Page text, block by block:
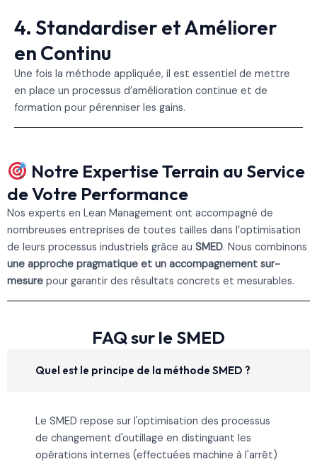
4. Standardiser et Améliorer
en Continu
Une fois la méthode appliquée, il est essentiel de mettre
en place un processus d’amélioration continue et de
formation pour pérenniser les gains.
Notre Expertise Terrain au Service
de Votre Performance
Nos experts en Lean Management ont accompagné de
nombreuses entreprises de toutes tailles dans l’optimisation
de leurs processus industriels grâce au SMED. Nous combinons
une approche pragmatique et un accompagnement sur-
mesure pour garantir des résultats concrets et mesurables.
FAQ sur le SMED
Quel est le principe de la méthode SMED ?
Le SMED repose sur l'optimisation des processus
de changement d'outillage en distinguant les
opérations internes (effectuées machine à l'arrêt)